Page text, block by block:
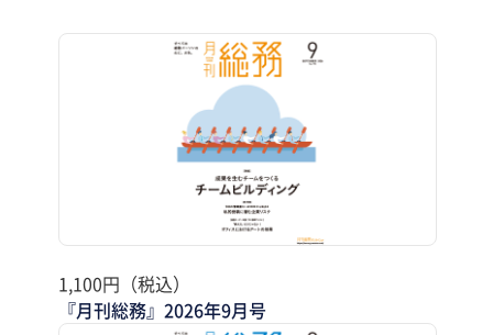
1,100円（税込）
『月刊総務』2026年9月号